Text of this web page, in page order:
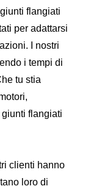
flangiati
per adattarsi
I nostri
i tempi di
tu stia
flangiati
clienti hanno
loro di